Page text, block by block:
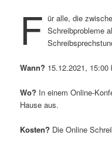
F ür alle, die
Schreibprobleme
Wann? 15.12.2021,
Wo? In einem Online-
Hause aus.
Kosten? Die Online